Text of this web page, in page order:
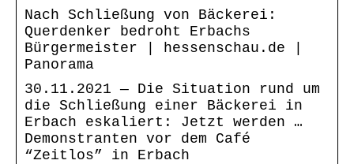
Nach Schließung von Bäckerei:
Querdenker bedroht Erbachs
Bürgermeister | hessenschau.de |
Panorama
30.11.2021 — Die Situation rund um
die Schließung einer Bäckerei in
Erbach eskaliert: Jetzt werden …
Demonstranten vor dem Café
“Zeitlos” in Erbach